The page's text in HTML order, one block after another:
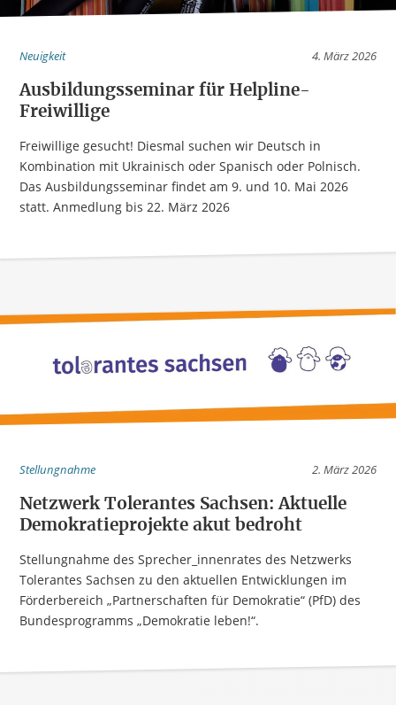
Neuigkeit 4. März 2026
Ausbildungsseminar für Helpline-
Freiwillige
Freiwillige gesucht! Diesmal suchen wir Deutsch in
Kombination mit Ukrainisch oder Spanisch oder Polnisch.
Das Ausbildungsseminar findet am 9. und 10. Mai 2026
statt. Anmedlung bis 22. März 2026
Stellungnahme 2. März 2026
Netzwerk Tolerantes Sachsen: Aktuelle
Demokratieprojekte akut bedroht
Stellungnahme des Sprecher_innenrates des Netzwerks
Tolerantes Sachsen zu den aktuellen Entwicklungen im
Förderbereich „Partnerschaften für Demokratie“ (PfD) des
Bundesprogramms „Demokratie leben!“.